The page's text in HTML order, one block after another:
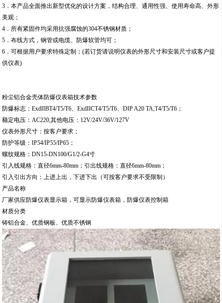
3．本产品全面推出新型优化的设计方案，结构合理、通用性强、使用寿命高、外形
美观；
4．所有紧固件均采用抗强腐蚀的304不锈钢材质；
5．布线方式，钢管或电缆、防爆软管均可；
6．可根据用户要求特殊定制；(若订货请说明仪表的外形尺寸和安装尺寸或客户提
供仪表)
粉尘铝合金壳体防爆仪表箱技术参数
防爆标志：ExdIIBT4/T5/T6、ExdIICT4/T5/T6、DIP A20 TA,T4/T5/T6；
额定电压：AC220,其他电压：12V/24V/36V/127V
仪表外形尺寸：按客户要求；
防护等级：IP54/IP55/IP65；
螺纹规格：DN15-DN100/G1/2-G4寸
引入线规格：直径6mm-80mm；引出线规格：直径6mm-80mm；
引入引出方向：上进上出，下进下出（可按客户要求不受限制）
产品名称
厂家供应防爆仪表显示箱，可显示防爆仪表箱，防爆仪表控制箱
材质分类
铸铝合金、优质钢板、优质不锈钢